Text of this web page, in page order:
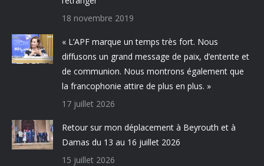
18 novembre 2019
« L’APF marque un temps très fort. Nous
diffusons un grand message de paix, d’entente et
de communion. Nous montrons également que
la francophonie attire de plus en plus. »
17 juillet 2026
Retour sur mon déplacement à Beyrouth et à
Damas du 13 au 16 juillet 2026
15 juillet 2026